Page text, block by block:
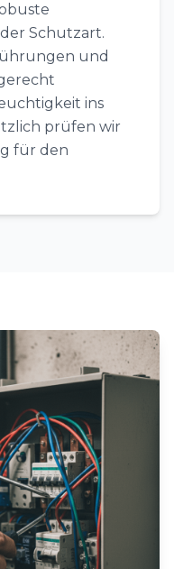
Schutzart.
und
ins
prüfen wir
für den